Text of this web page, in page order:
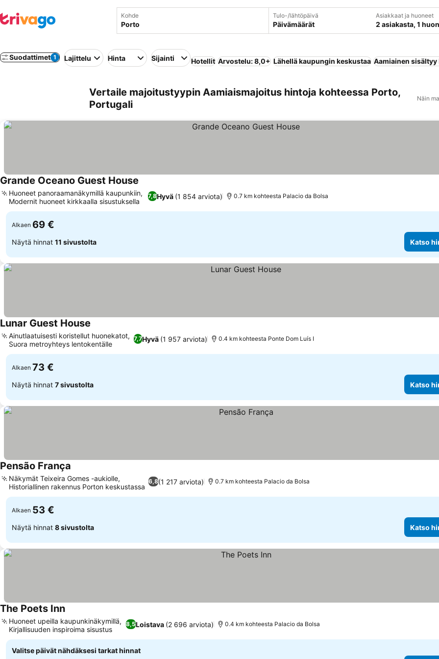
Kohde Tulo-/lähtöpäivä
Päivämäärät
Asiakkaat ja huoneet
2 asiakasta, 1
Suodattimet 1 Lajittelu Hinta Sijainti Hotellit Arvostelu: 8,0+ Lähellä kaupungin keskustaa Aamiainen sisältyy
Vertaile majoitustyypin Aamiaismajoitus hintoja kohteessa Porto,
Portugali
Näin
Grande Oceano Guest House
7,8Hyvä (1 854 arviota)
Huoneet panoraamanäkymillä kaupunkiin,
Modernit huoneet kirkkaalla sisustuksella
0.7 km kohteesta Palacio da Bolsa
Alkaen 69 €
Näytä hinnat 11 sivustolta Katso
Lunar Guest House
7,7Hyvä (1 957 arviota)
Ainutlaatuisesti koristellut huonekatot,
Suora metroyhteys lentokentälle
0.4 km kohteesta Ponte Dom Luís I
Alkaen 73 €
Näytä hinnat 7 sivustolta Katso
Pensão França
6,8(1 217 arviota)
Näkymät Teixeira Gomes -aukiolle,
Historiallinen rakennus Porton keskustassa
0.7 km kohteesta Palacio da Bolsa
Alkaen 53 €
Näytä hinnat 8 sivustolta Katso
The Poets Inn
8,5Loistava (2 696 arviota)
Huoneet upeilla kaupunkinäkymillä,
Kirjallisuuden inspiroima sisustus
0.4 km kohteesta Palacio da Bolsa
Valitse päivät nähdäksesi tarkat hinnat